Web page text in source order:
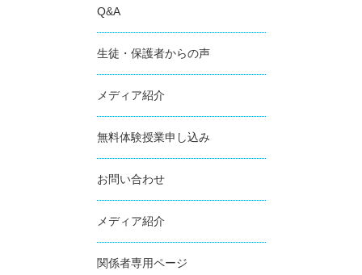
Q&A
生徒・保護者からの声
メディア紹介
無料体験授業申し込み
お問い合わせ
メディア紹介
関係者専用ページ